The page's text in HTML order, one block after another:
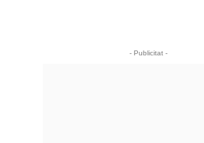
- Publicitat -